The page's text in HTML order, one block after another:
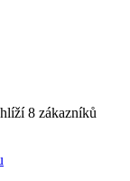
8 zákazníků